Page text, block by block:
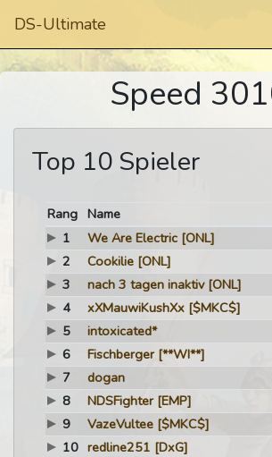
DS-Ultimate
Speed
Top 10 Spieler
Rang Name
1
We Are Electric [ONL]
2
Cookilie [ONL]
3
nach 3 tagen inaktiv [ONL]
4
xXMauwiKushXx [$MKC$]
5
intoxicated*
6
Fischberger [**WI**]
7
dogan
8
NDSFighter [EMP]
9
VazeVultee [$MKC$]
10 redline251 [DxG]